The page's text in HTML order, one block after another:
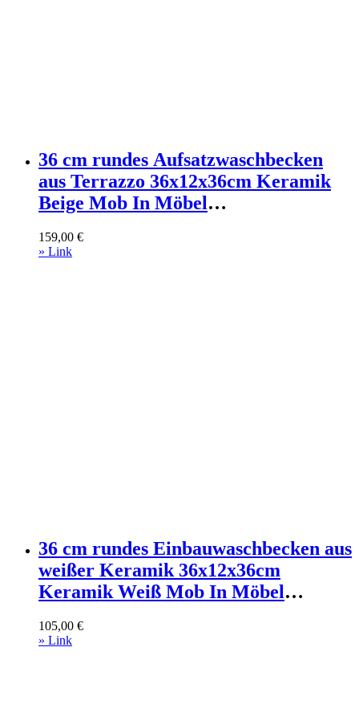
36 cm rundes Aufsatzwaschbecken
aus Terrazzo 36x12x36cm Keramik
Beige Mob In Möbel
159,00 €
» Link
36 cm rundes Einbauwaschbecken aus
weißer Keramik 36x12x36cm
Keramik Weiß Mob In Möbel
105,00 €
» Link